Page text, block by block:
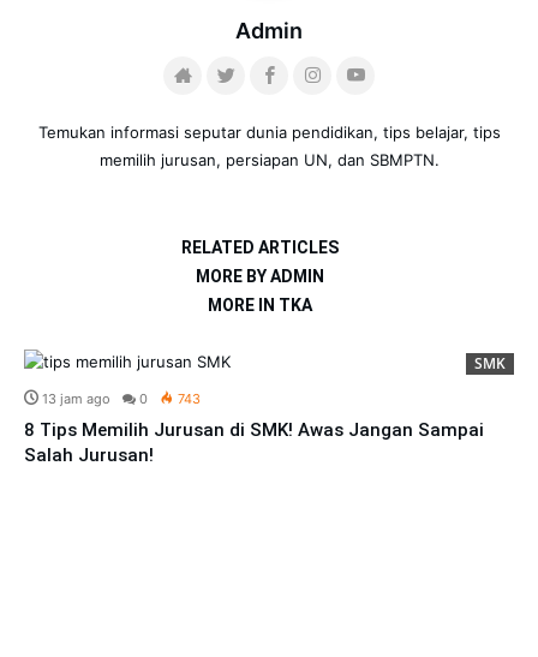
Admin
Temukan informasi seputar dunia pendidikan, tips belajar, tips
memilih jurusan, persiapan UN, dan SBMPTN.
RELATED ARTICLES
MORE BY ADMIN
MORE IN TKA
SMK
13 jam ago 0 743
8 Tips Memilih Jurusan di SMK! Awas Jangan Sampai
Salah Jurusan!